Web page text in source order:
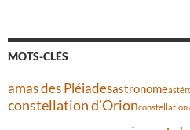
MOTS-CLÉS
amas des Pléiadesastronome
constellation d'Orionconstellation